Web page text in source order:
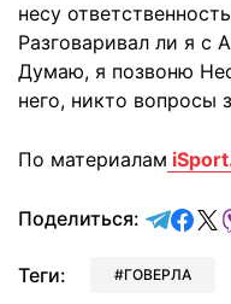
несу
Разговаривал ли я с
Думаю, я позвоню
него, никто вопросы
По материалам
Поделиться:
Теги: ГОВЕРЛА